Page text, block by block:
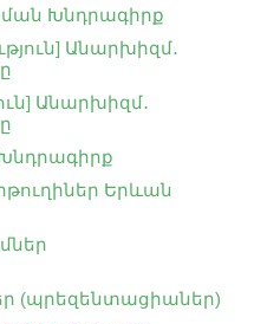
Խնդրագիրք
Անարխիզմ․
Անարխիզմ․
Երևան
(պրեզենտացիաներ)